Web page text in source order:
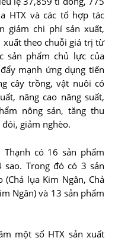
HTX và các tổ hợp tác
giảm chi phí sản xuất,
xuất theo chuỗi giá trị từ
sản phẩm chủ lực của
mạnh ứng dụng tiến
cây trồng, vật nuôi có
nâng cao năng suất,
nông sản, tăng thu
giảm nghèo.
có 16 sản phẩm
sao. Trong đó có 3 sản
lụa Kim Ngân, Chả
Ngân) và 13 sản phẩm
một số HTX sản xuất